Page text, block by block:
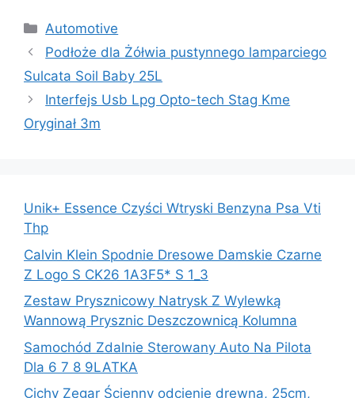
Kategorie
Automotive
Podłoże dla Żółwia pustynnego lamparciego
Sulcata Soil Baby 25L
Interfejs Usb Lpg Opto-tech Stag Kme
Oryginał 3m
Unik+ Essence Czyści Wtryski Benzyna Psa Vti
Thp
Calvin Klein Spodnie Dresowe Damskie Czarne
Z Logo S CK26 1A3F5* S 1_3
Zestaw Prysznicowy Natrysk Z Wylewką
Wannową Prysznic Deszczownicą Kolumna
Samochód Zdalnie Sterowany Auto Na Pilota
Dla 6 7 8 9LATKA
Cichy Zegar Ścienny odcienie drewna, 25cm,